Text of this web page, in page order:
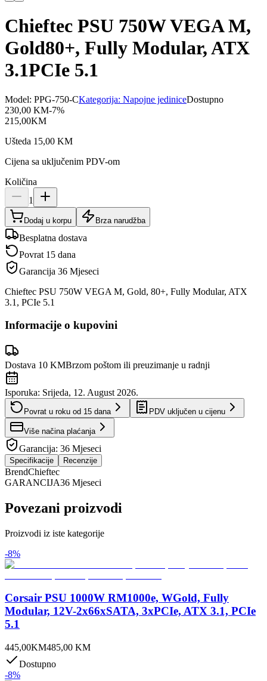
Chieftec PSU 750W VEGA M,
Gold80+, Fully Modular, ATX
3.1PCIe 5.1
Model: PPG-750-CKategorija: Napojne jediniceDostupno
230,00 KM-7%
215,00KM
Ušteda 15,00 KM
Cijena sa uključenim PDV-om
Količina
1
Dodaj u korpu Brza narudžba
Besplatna dostava
Povrat 15 dana
Garancija 36 Mjeseci
Chieftec PSU 750W VEGA M, Gold, 80+, Fully Modular, ATX
3.1, PCIe 5.1
Informacije o kupovini
Dostava 10 KMBrzom poštom ili preuzimanje u radnji
Isporuka: Srijeda, 12. August 2026.
Povrat u roku od 15 dana PDV uključen u cijenu
Više načina plaćanja
Garancija: 36 Mjeseci
Specifikacije Recenzije
BrendChieftec
GARANCIJA36 Mjeseci
Povezani proizvodi
Proizvodi iz iste kategorije
-8%
Corsair PSU 1000W RM1000e, WGold, Fully
Modular, 12V-2x66xSATA, 3xPCIe, ATX 3.1, PCIe
5.1
445,00KM485,00 KM
Dostupno
-8%